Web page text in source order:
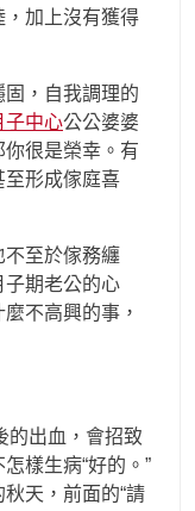
，加上沒有獲得
，自我調理的
子中心公公婆婆
很是榮幸。有
至形成傢庭喜
不至於傢務纏
子期老公的心
不高興的事，
的出血，會招致
樣生病“好的。”
天，前面的“請